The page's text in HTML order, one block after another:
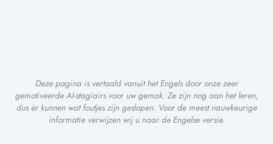
Deze pagina is vertaald vanuit het Engels door onze zeer
gemotiveerde AI-stagiairs voor uw gemak. Ze zijn nog aan het leren,
dus er kunnen wat foutjes zijn geslopen. Voor de meest nauwkeurige
informatie verwijzen wij u naar de Engelse versie.